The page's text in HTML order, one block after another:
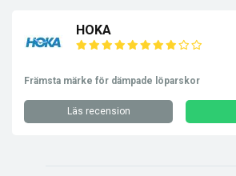
HOKA
Främsta märke för dämpade löparskor
Läs recension